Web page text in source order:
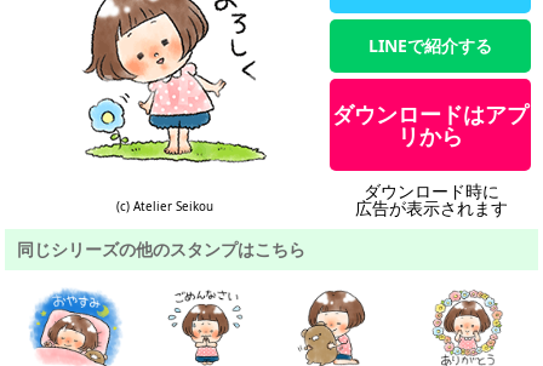
(c) Atelier Seikou
LINEで紹介する
ダウンロードはアプ
リから
ダウンロード時に
広告が表示されます
同じシリーズの他のスタンプはこちら